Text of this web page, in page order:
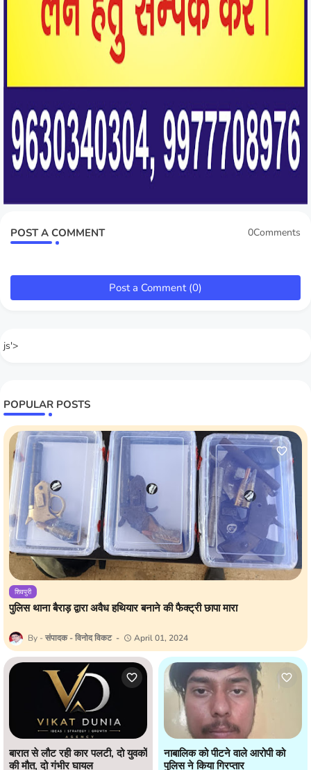
POST A COMMENT 0Comments
Post a Comment (0)
js'>
POPULAR POSTS
शिवपुरी
पुलिस थाना बैराड़ द्वारा अवैध हथियार बनाने की फैक्ट्री छापा मारा
संपादक - विनोद विकट April 01, 2024
बारात से लौट रही कार पलटी, दो युवकों
की मौत, दो गंभीर घायल
नाबालिक को पीटने वाले आरोपी को
पुलिस ने किया गिरप्तार